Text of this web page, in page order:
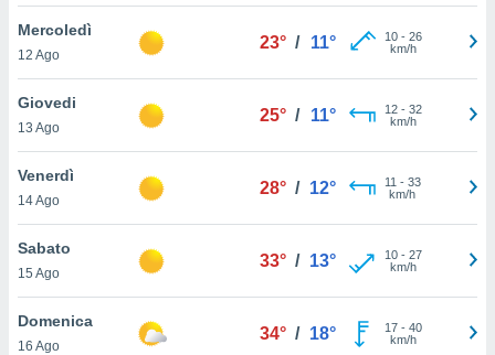
un
la
nella
cookie
in
Mercoledì
12 Ago
23° / 11° 10- 26
km/h
Giovedi
13 Ago
25° / 11° 12- 32
km/h
Venerdì
14 Ago
28° / 12° 11 - 33
km/h
Sabato
15 Ago
33° / 13° 10- 27
km/h
Domenica
16 Ago
34° / 18° 17- 40
km/h